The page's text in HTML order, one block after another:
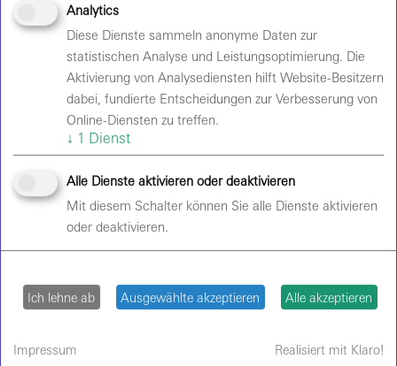
Gesundheitsangebote für Mitarbeiter
Beachtung von Mindestlohngesetzen,
Baustellenkontrollen, engmaschiges
Lieferantenmanagement
Abführung von Sozialversicherungsbeiträgen, keine
Scheinselbstständigkeit
Arbeitskreise und gemeinnützige
Die Velomax setzt sich aktiv für Nachhaltigkeit,
gesellschaftliche Verantwortung und demokratische
Partnerschaften vor.
Analytics
Diese Dienste sammeln anonyme Daten zur
statistischen Analyse und Leistungsoptimierung. Die
Aktivierung von Analysediensten hilft Website-Besitzern
dabei, fundierte Entscheidungen zur Verbesserung von
Online-Diensten zu treffen.
↓ 1 Dienst
Alle Dienste aktivieren oder deaktivieren
Mit diesem Schalter können Sie alle Dienste aktivieren
oder deaktivieren.
Ich lehne ab Ausgewählte akzeptieren Alle akzeptieren
Impressum Realisiert mit Klaro!